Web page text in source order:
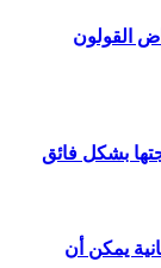
القولون
يمكن أن